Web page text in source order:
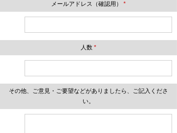
メールアドレス（確認用） *
人数 *
その他、ご意見・ご要望などがありましたら、ご記入くださ
い。